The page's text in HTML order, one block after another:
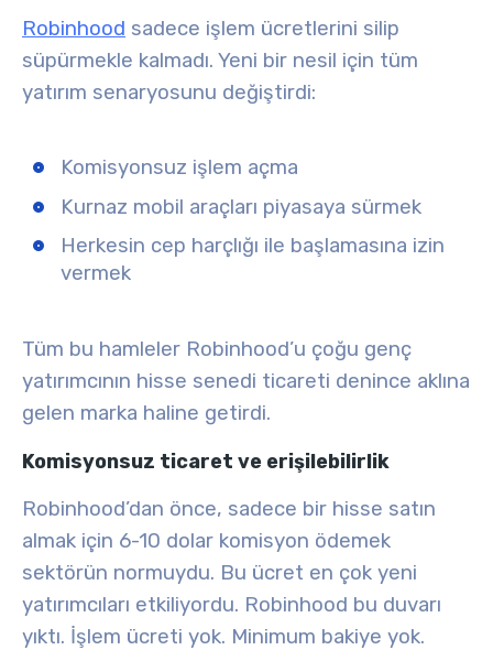
Robinhood sadece işlem ücretlerini silip
süpürmekle kalmadı. Yeni bir nesil için tüm
yatırım senaryosunu değiştirdi:
Komisyonsuz işlem açma
Kurnaz mobil araçları piyasaya sürmek
Herkesin cep harçlığı ile başlamasına izin
vermek
Tüm bu hamleler Robinhood’u çoğu genç
yatırımcının hisse senedi ticareti denince aklına
gelen marka haline getirdi.
Komisyonsuz ticaret ve erişilebilirlik
Robinhood’dan önce, sadece bir hisse satın
almak için 6-10 dolar komisyon ödemek
sektörün normuydu. Bu ücret en çok yeni
yatırımcıları etkiliyordu. Robinhood bu duvarı
yıktı. İşlem ücreti yok. Minimum bakiye yok.